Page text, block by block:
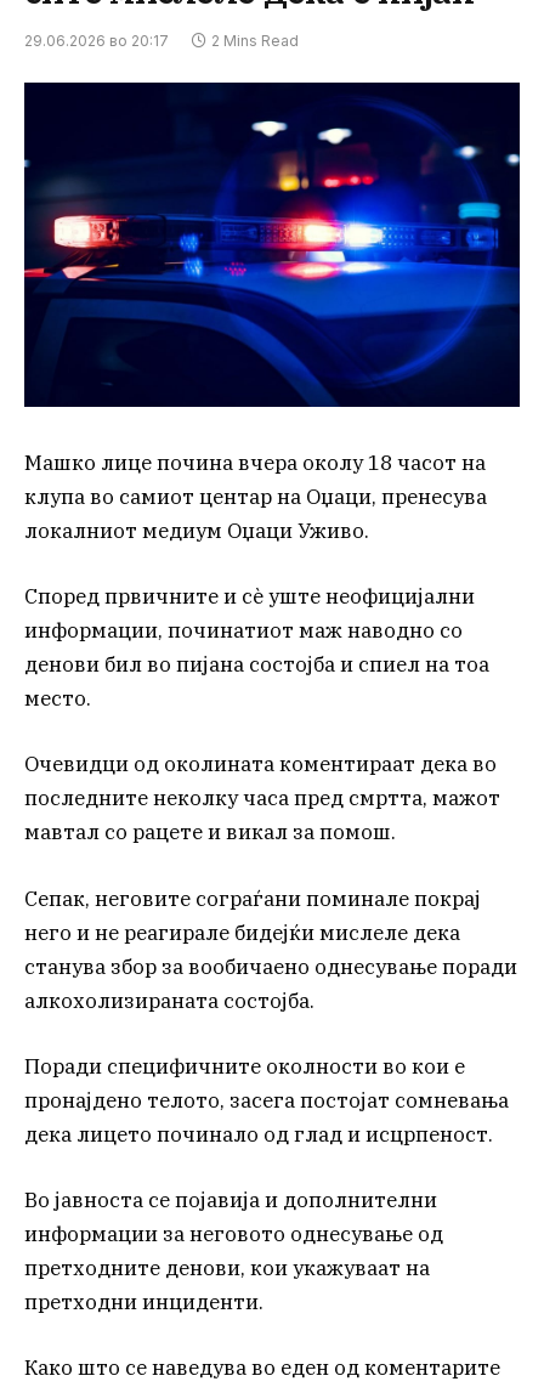
29.06.2026 во 20:17 2 Mins Read
Машко лице почина вчера околу 18 часот на
клупа во самиот центар на Оџаци, пренесува
локалниот медиум Оџаци Уживо.
Според првичните и сè уште неофицијални
информации, починатиот маж наводно со
денови бил во пијана состојба и спиел на тоа
место.
Очевидци од околината коментираат дека во
последните неколку часа пред смртта, мажот
мавтал со рацете и викал за помош.
Сепак, неговите сограѓани поминале покрај
него и не реагирале бидејќи мислеле дека
станува збор за вообичаено однесување поради
алкохолизираната состојба.
Поради специфичните околности во кои е
пронајдено телото, засега постојат сомневања
дека лицето починало од глад и исцрпеност.
Во јавноста се појавија и дополнителни
информации за неговото однесување од
претходните денови, кои укажуваат на
претходни инциденти.
Како што се наведува во еден од коментарите